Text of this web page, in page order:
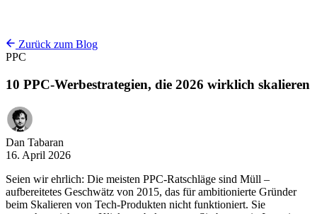
Zurück zum Blog
PPC
10 PPC-Werbestrategien, die 2026 wirklich skalieren
Dan Tabaran
16. April 2026
Seien wir ehrlich: Die meisten PPC-Ratschläge sind Müll –
aufbereitetes Geschwätz von 2015, das für ambitionierte Gründer
beim Skalieren von Tech-Produkten nicht funktioniert. Sie